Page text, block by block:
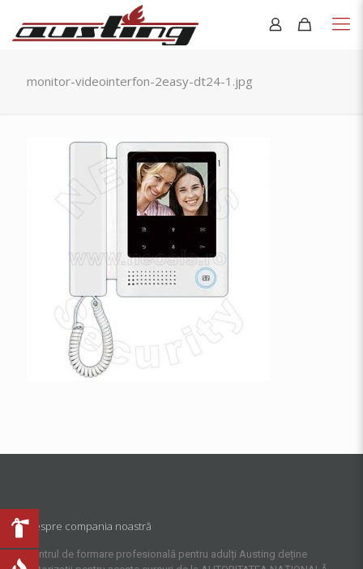
monitor-videointerfon-2easy-dt24-1.jpg
Despre compania noastră
Centrul de formare profesională pentru adulți Austing deține